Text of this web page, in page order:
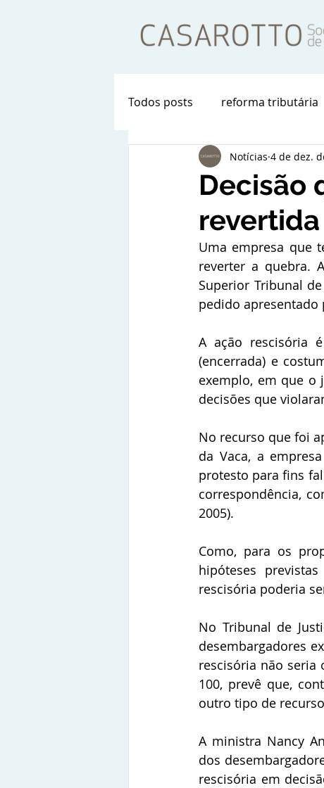
Todos posts reforma tributária
Decisão
Notícias 4 de dez.
Uma empresa que
reverter a quebra.
Superior Tribunal
pedido
A ação rescisória
(encerrada) e
exemplo, em que o
decisões que
No recurso que foi
da Vaca, a
protesto para fins
correspondência,
2005).
Como, para os
hipóteses
rescisória poderia
No Tribunal de
desembargadores
rescisória não seria
100, prevê que,
outro tipo de
A ministra Nancy
dos
rescisória em